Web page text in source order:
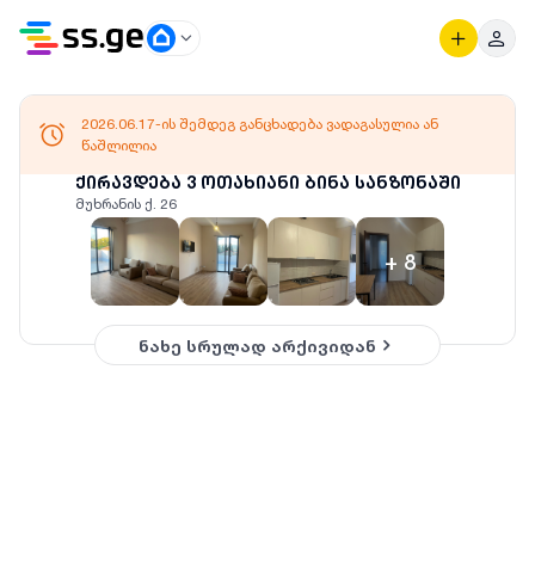
ქირავდება 3 ოთახიანი ბინა სანზონაში
მუხრანის ქ. 26
+ 8
2026.06.17-ის შემდეგ განცხადება ვადაგასულია ან
წაშლილია
ნახე სრულად არქივიდან